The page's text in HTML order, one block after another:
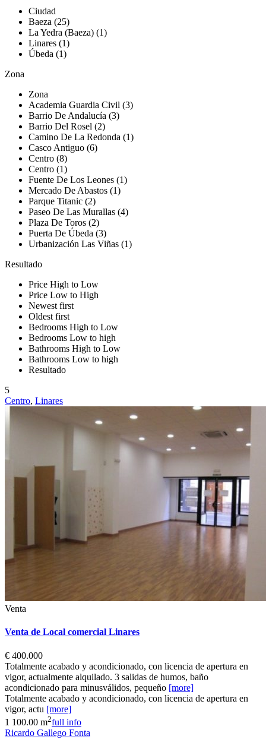
Ciudad
Baeza (25)
La Yedra (Baeza) (1)
Linares (1)
Úbeda (1)
Zona
Zona
Academia Guardia Civil (3)
Barrio De Andalucía (3)
Barrio Del Rosel (2)
Camino De La Redonda (1)
Casco Antiguo (6)
Centro (8)
Centro (1)
Fuente De Los Leones (1)
Mercado De Abastos (1)
Parque Titanic (2)
Paseo De Las Murallas (4)
Plaza De Toros (2)
Puerta De Úbeda (3)
Urbanización Las Viñas (1)
Resultado
Price High to Low
Price Low to High
Newest first
Oldest first
Bedrooms High to Low
Bedrooms Low to high
Bathrooms High to Low
Bathrooms Low to high
Resultado
5
Centro, Linares
Venta
Venta de Local comercial Linares
€ 400.000
Totalmente acabado y acondicionado, con licencia de apertura en
vigor, actualmente alquilado. 3 salidas de humos, baño
acondicionado para minusválidos, pequeño [more]
Totalmente acabado y acondicionado, con licencia de apertura en
vigor, actu [more]
1 100.00 m2full info
Ricardo Gallego Fonta